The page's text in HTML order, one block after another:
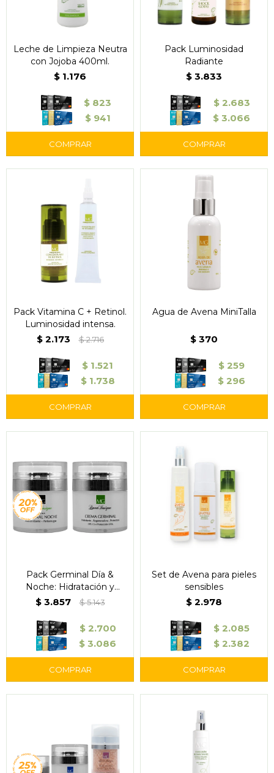
Leche de Limpieza Neutra
con Jojoba 400ml.
$ 1.176
$ 823
$ 941
Pack Luminosidad
Radiante
$ 3.833
$ 2.683
$ 3.066
Pack Vitamina C + Retinol.
Luminosidad intensa.
$ 2.173 $2.716
$ 1.521
$ 1.738
Agua de Avena MiniTalla
$ 370
$ 259
$ 296
Pack Germinal Día &
Noche: Hidratación y
Renovación de la Piel
$ 3.857 $5.143
$ 2.700
$ 3.086
Set de Avena para pieles
sensibles
$ 2.978
$ 2.085
$ 2.382